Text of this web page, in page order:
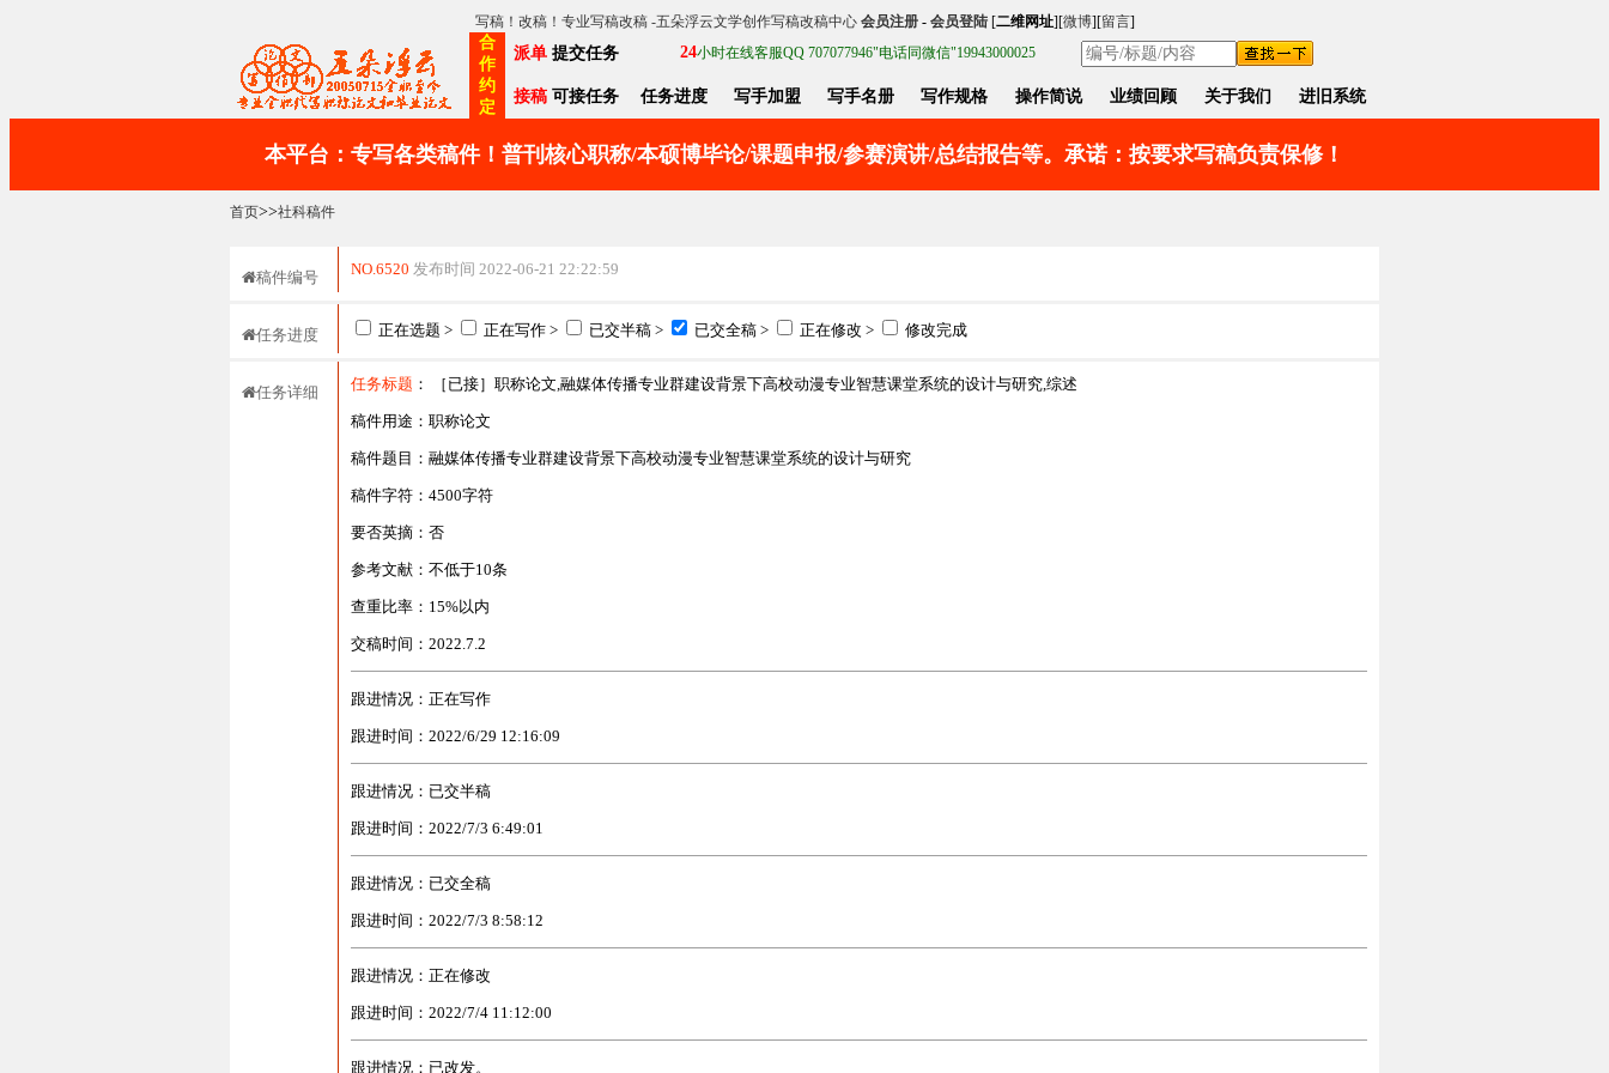
写稿！改稿！专业写稿改稿 -五朵浮云文学创作写稿改稿中心 会员注册- 会员登陆 [二维网址][微博][留言]
合
作
约
定
派单 提交任务 24小时在线客服QQ 707077946"电话同微信"19943000025
接稿 可接任务 任务进度 写手加盟 写手名册 写作规格 操作简说 业绩回顾 关于我们 进旧系统
本平台：专写各类稿件！普刊核心职称/本硕博毕论/课题申报/参赛演讲/总结报告等。承诺：按要求写稿负责保修！
首页>>社科稿件
稿件编号 NO.6520 发布时间 2022-06-21 22:22:59
任务进度 正在选题 > 正在写作 > 已交半稿 > 已交全稿 > 正在修改 > 修改完成
任务详细 任务标题 ： ［已接］职称论文,融媒体传播专业群建设背景下高校动漫专业智慧课堂系统的设计与研究,综述
稿件用途：职称论文
稿件题目：融媒体传播专业群建设背景下高校动漫专业智慧课堂系统的设计与研究
稿件字符：4500字符
要否英摘：否
参考文献：不低于10条
查重比率：15%以内
交稿时间：2022.7.2
跟进情况：正在写作
跟进时间：2022/6/29 12:16:09
跟进情况：已交半稿
跟进时间：2022/7/3 6:49:01
跟进情况：已交全稿
跟进时间：2022/7/3 8:58:12
跟进情况：正在修改
跟进时间：2022/7/4 11:12:00
跟进情况：已改发。